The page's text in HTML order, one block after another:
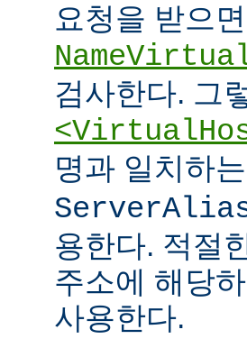
요청을 받으
검사한다. 그
명과 일치하는
용한다. 적절
주소에 해당
사용한다.